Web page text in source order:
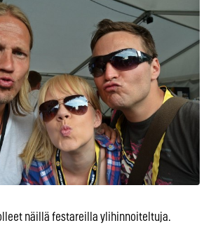
näillä festareilla ylihinnoiteltuja.